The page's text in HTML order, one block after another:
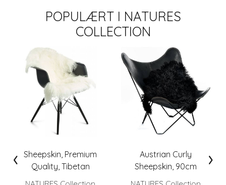
POPULÆRT I NATURES
COLLECTION
Sheepskin, Premium
Quality, Tibetan
Sheepskin 85x50 cm.
Austrian Curly
Sheepskin, 90cm
(Blacky)
‹ ›